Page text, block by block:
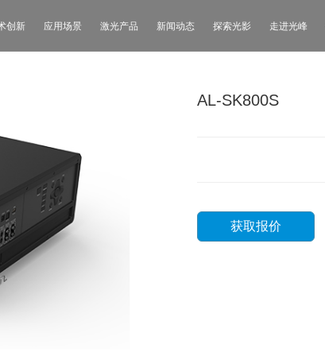
创新 应用场景 激光产品 新闻动态 探索光影 走进光峰
AL-SK800S
获取报价